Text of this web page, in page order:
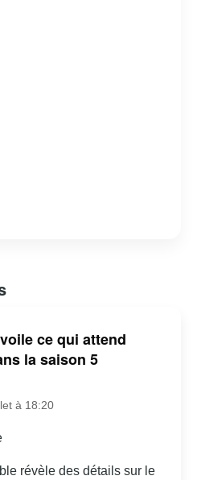
ce qui attend
la saison 5
à 18:20
révèle des détails sur le